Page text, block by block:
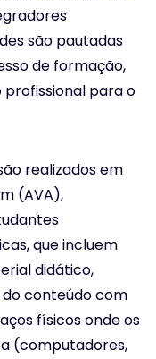
são pautadas
de formação,
para o
realizados em
(AVA),
que incluem
didático,
conteúdo com
físicos onde os
(computadores,